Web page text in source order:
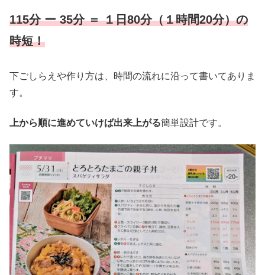
115分 ー 35分 ＝ １日80分（１時間20分）の
時短！
下ごしらえや作り方は、時間の流れに沿って書いてありま
す。
上から順に進めていけば出来上がる簡単設計です。